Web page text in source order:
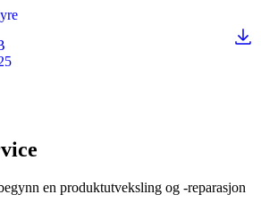
en produktutveksling og -reparasjon